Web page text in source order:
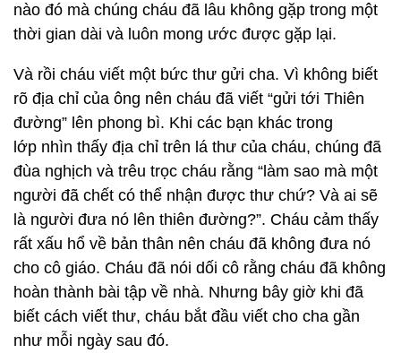
nào đó mà chúng cháu đã lâu không gặp trong một
thời gian dài và luôn mong ước được gặp lại.
Và rồi cháu viết một bức thư gửi cha. Vì không biết
rõ địa chỉ của ông nên cháu đã viết “gửi tới Thiên
đường” lên phong bì. Khi các bạn khác trong
lớp nhìn thấy địa chỉ trên lá thư của cháu, chúng đã
đùa nghịch và trêu trọc cháu rằng “làm sao mà một
người đã chết có thể nhận được thư chứ? Và ai sẽ
là người đưa nó lên thiên đường?”. Cháu cảm thấy
rất xấu hổ về bản thân nên cháu đã không đưa nó
cho cô giáo. Cháu đã nói dối cô rằng cháu đã không
hoàn thành bài tập về nhà. Nhưng bây giờ khi đã
biết cách viết thư, cháu bắt đầu viết cho cha gần
như mỗi ngày sau đó.